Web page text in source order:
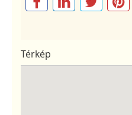
Térkép